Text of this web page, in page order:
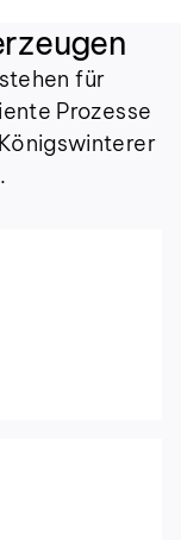
für
Prozesse